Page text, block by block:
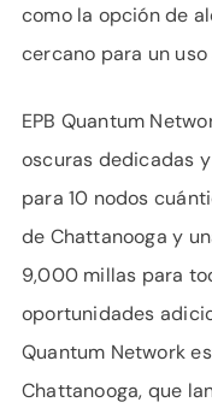
como la opción de
cercano para un uso
EPB Quantum
oscuras dedicadas
para 10 nodos
de Chattanooga y
9,000 millas para
oportunidades
Quantum Network
Chattanooga, que